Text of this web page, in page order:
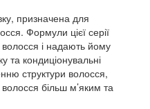
призначена для
Формули цієї серії
і надають йому
та кондиціонувальні
структури волосся,
більш м’яким та